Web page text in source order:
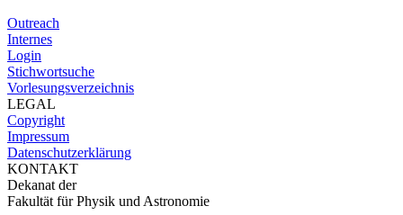
Outreach
Internes
Login
Stichwortsuche
Vorlesungsverzeichnis
LEGAL
Copyright
Impressum
Datenschutzerklärung
KONTAKT
Dekanat der
Fakultät für Physik und Astronomie